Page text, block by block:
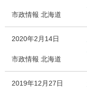
市政情報 北海道
2020年2月14日
市政情報 北海道
2019年12月27日